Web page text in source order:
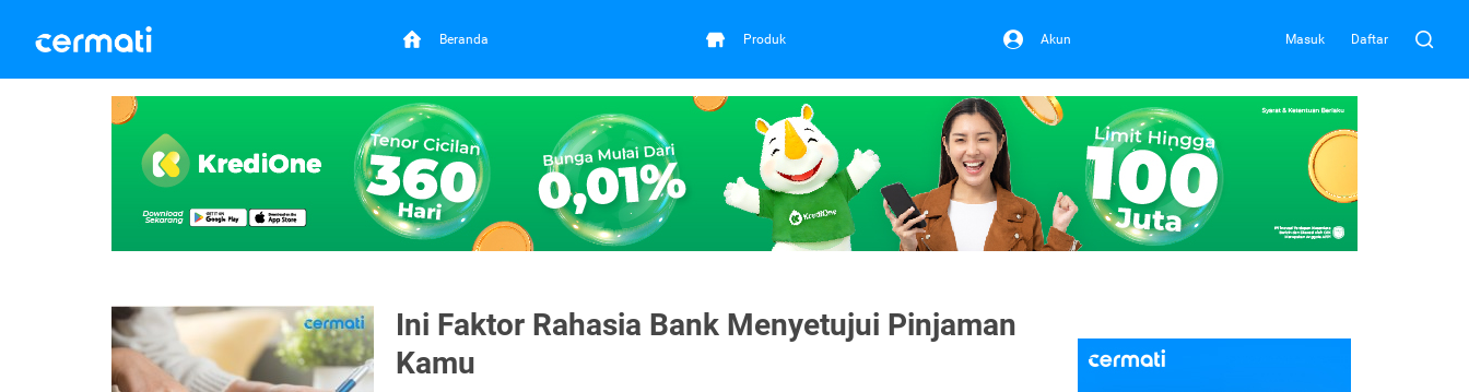
Beranda Produk Akun Masuk Daftar
Ini Faktor Rahasia Bank Menyetujui Pinjaman
Kamu